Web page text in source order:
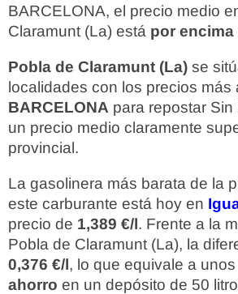
BARCELONA, el precio medio
Claramunt (La) está por encima
Pobla de Claramunt (La) se
localidades con los precios más
BARCELONA para repostar
un precio medio claramente
provincial.
La gasolinera más barata de la
este carburante está hoy en
precio de 1,389 €/l. Frente a la
Pobla de Claramunt (La), la
0,376 €/l, lo que equivale a unos
ahorro en un depósito de 50